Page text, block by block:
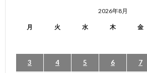
2026年8月
月 火 水 木 金
3 4 5 6 7